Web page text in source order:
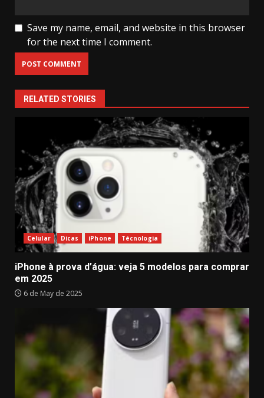
Save my name, email, and website in this browser
for the next time I comment.
RELATED STORIES
Celular Dicas iPhone Técnologia
iPhone à prova d’água: veja 5 modelos para comprar
em 2025
6 de May de 2025